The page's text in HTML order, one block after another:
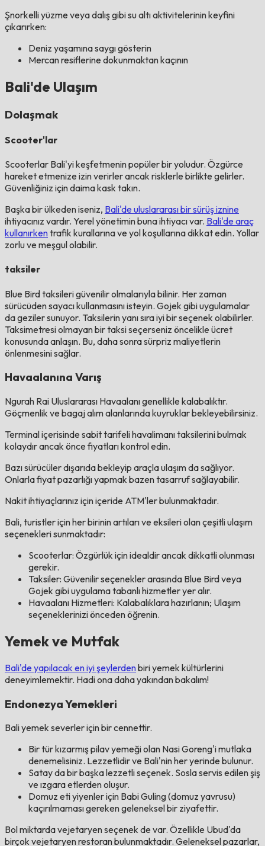
Şnorkelli yüzme veya dalış gibi su altı aktivitelerinin keyfini
çıkarırken:
Deniz yaşamına saygı gösterin
Mercan resiflerine dokunmaktan kaçının
Bali'de Ulaşım
Dolaşmak
Scooter'lar
Scooterlar Bali'yi keşfetmenin popüler bir yoludur. Özgürce
hareket etmenize izin verirler ancak risklerle birlikte gelirler.
Güvenliğiniz için daima kask takın.
Başka bir ülkeden iseniz, Bali'de uluslararası bir sürüş iznine
ihtiyacınız vardır. Yerel yönetimin buna ihtiyacı var. Bali'de araç
kullanırkentrafik kurallarına ve yol koşullarına dikkat edin. Yollar
zorlu ve meşgul olabilir.
taksiler
Blue Bird taksileri güvenilir olmalarıyla bilinir. Her zaman
sürücüden sayacı kullanmasını isteyin. Gojek gibi uygulamalar
da geziler sunuyor. Taksilerin yanı sıra iyi bir seçenek olabilirler.
Taksimetresi olmayan bir taksi seçerseniz öncelikle ücret
konusunda anlaşın. Bu, daha sonra sürpriz maliyetlerin
önlenmesini sağlar.
Havaalanına Varış
Ngurah Rai Uluslararası Havaalanı genellikle kalabalıktır.
Göçmenlik ve bagaj alım alanlarında kuyruklar bekleyebilirsiniz.
Terminal içerisinde sabit tarifeli havalimanı taksilerini bulmak
kolaydır ancak önce fiyatları kontrol edin.
Bazı sürücüler dışarıda bekleyip araçla ulaşım da sağlıyor.
Onlarla fiyat pazarlığı yapmak bazen tasarruf sağlayabilir.
Nakit ihtiyaçlarınız için içeride ATM'ler bulunmaktadır.
Bali, turistler için her birinin artıları ve eksileri olan çeşitli ulaşım
seçenekleri sunmaktadır:
Scooterlar: Özgürlük için idealdir ancak dikkatli olunması
gerekir.
Taksiler: Güvenilir seçenekler arasında Blue Bird veya
Gojek gibi uygulama tabanlı hizmetler yer alır.
Havaalanı Hizmetleri: Kalabalıklara hazırlanın; Ulaşım
seçeneklerinizi önceden öğrenin.
Yemek ve Mutfak
Bali'de yapılacak en iyi şeylerdenbiri yemek kültürlerini
deneyimlemektir. Hadi ona daha yakından bakalım!
Endonezya Yemekleri
Bali yemek severler için bir cennettir.
Bir tür kızarmış pilav yemeği olan Nasi Goreng'i mutlaka
denemelisiniz. Lezzetlidir ve Bali'nin her yerinde bulunur.
Satay da bir başka lezzetli seçenek. Sosla servis edilen şiş
ve ızgara etlerden oluşur.
Domuz eti yiyenler için Babi Guling (domuz yavrusu)
kaçırılmaması gereken geleneksel bir ziyafettir.
Bol miktarda vejetaryen seçenek de var. Özellikle Ubud'da
birçok vejetaryen restoran bulunmaktadır. Geleneksel pazarlar,